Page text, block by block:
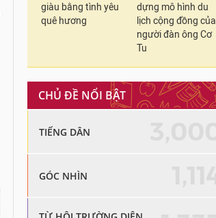
giàu bằng tình yêu
quê hương
dựng mô hình du
lịch cộng đồng của
người đàn ông Cơ
Tu
CHỦ ĐỀ NỔI BẬT
TIẾNG DÂN
GÓC NHÌN